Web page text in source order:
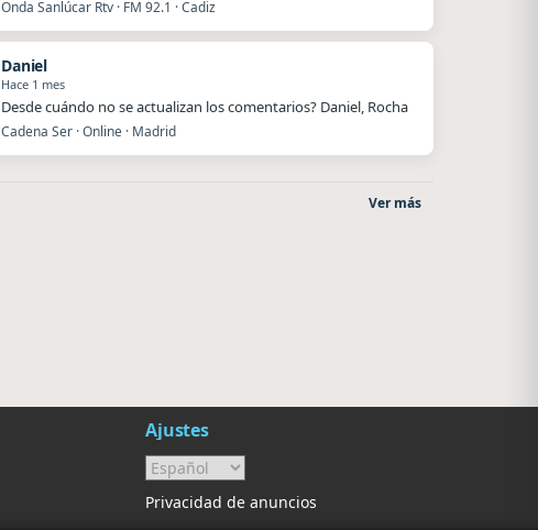
Onda Sanlúcar Rtv · FM 92.1 · Cadiz
Daniel
Hace 1 mes
Desde cuándo no se actualizan los comentarios? Daniel, Rocha
Cadena Ser · Online · Madrid
Ver más
Ajustes
Privacidad de anuncios